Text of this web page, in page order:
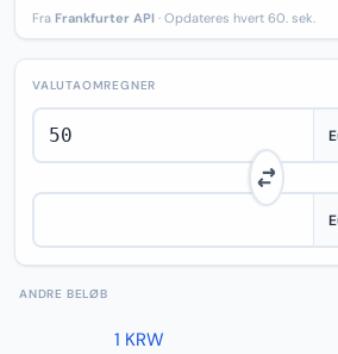
Fra Frankfurter API · Opdateres hvert 60. sek.
VALUTAOMREGNER
ANDRE BELØB
1 KRW